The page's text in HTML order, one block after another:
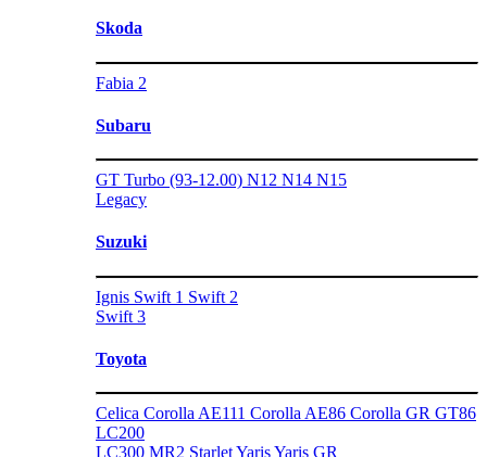
Skoda
Fabia 2
Subaru
GT Turbo (93-12.00) N12 N14 N15
Legacy
Suzuki
Ignis Swift 1 Swift 2
Swift 3
Toyota
Celica Corolla AE111 Corolla AE86 Corolla GR GT86
LC200
LC300 MR2 StarletYarisYaris GR